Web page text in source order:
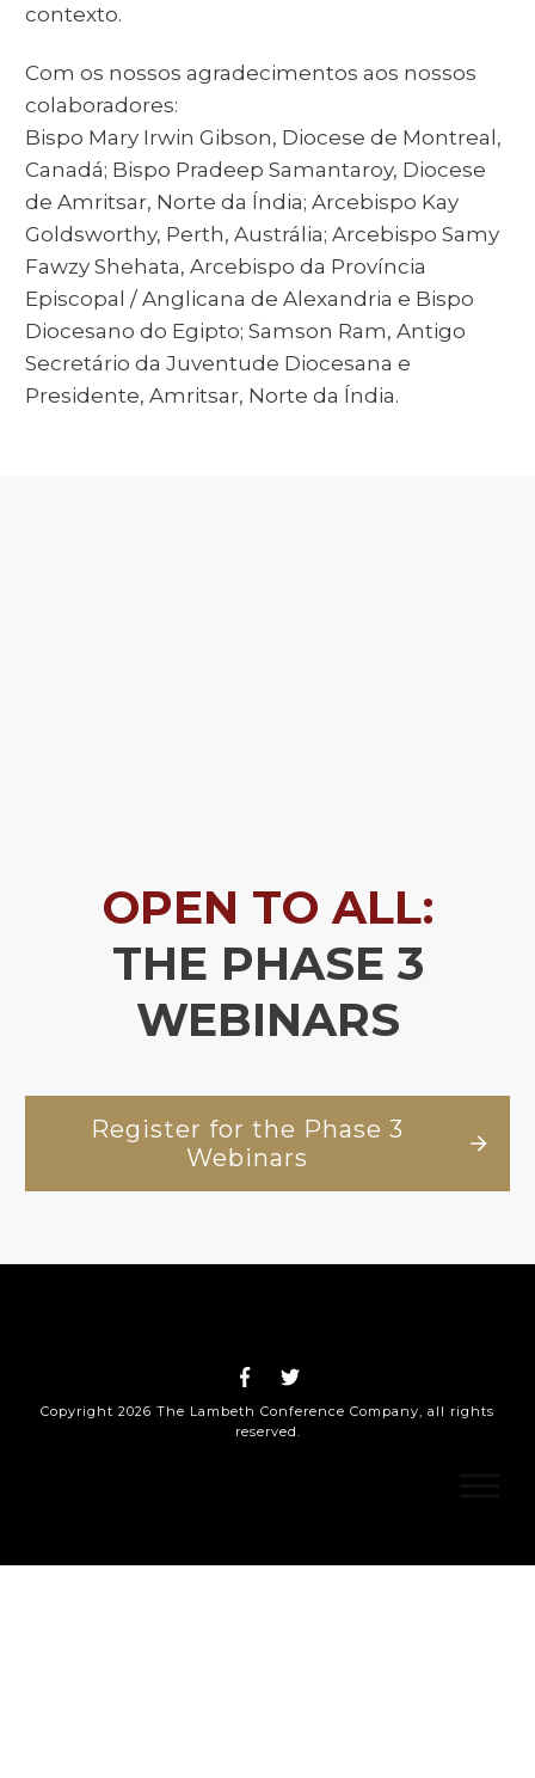
contexto.
Com os nossos agradecimentos aos nossos
colaboradores:
Bispo Mary Irwin Gibson, Diocese de Montreal,
Canadá; Bispo Pradeep Samantaroy, Diocese
de Amritsar, Norte da Índia; Arcebispo Kay
Goldsworthy, Perth, Austrália; Arcebispo Samy
Fawzy Shehata, Arcebispo da Província
Episcopal / Anglicana de Alexandria e Bispo
Diocesano do Egipto; Samson Ram, Antigo
Secretário da Juventude Diocesana e
Presidente, Amritsar, Norte da Índia.
OPEN TO ALL:
THE PHASE 3
WEBINARS
Register for the Phase 3
Webinars
Copyright 2026 The Lambeth Conference Company, all rights
reserved.